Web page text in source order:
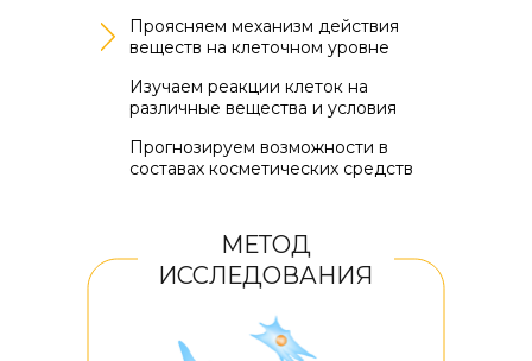
Прогнозируем возможности в
составах косметических средств
Изучаем реакции клеток на
различные вещества и условия
Проясняем механизм действия
веществ на клеточном уровне
МЕТОД
ИССЛЕДОВАНИЯ